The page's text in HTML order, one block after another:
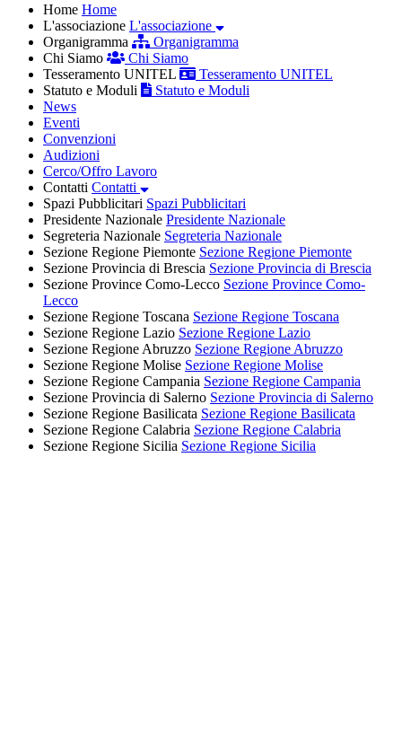
Home Home
L'associazione L'associazione
Organigramma
Organigramma
Chi Siamo
Chi Siamo
Tesseramento UNITEL
Tesseramento UNITEL
Statuto e Moduli
Statuto e Moduli
News
Eventi
Convenzioni
Audizioni
Cerco/Offro Lavoro
Contatti Contatti
Spazi Pubblicitari Spazi Pubblicitari
Presidente Nazionale Presidente Nazionale
Segreteria Nazionale Segreteria Nazionale
Sezione Regione Piemonte Sezione Regione Piemonte
Sezione Provincia di Brescia Sezione Provincia di Brescia
Sezione Province Como-Lecco Sezione Province Como-
Lecco
Sezione Regione Toscana Sezione Regione Toscana
Sezione Regione Lazio Sezione Regione Lazio
Sezione Regione Abruzzo Sezione Regione Abruzzo
Sezione Regione Molise Sezione Regione Molise
Sezione Regione Campania Sezione Regione Campania
Sezione Provincia di Salerno Sezione Provincia di Salerno
Sezione Regione Basilicata Sezione Regione Basilicata
Sezione Regione Calabria Sezione Regione Calabria
Sezione Regione Sicilia Sezione Regione Sicilia